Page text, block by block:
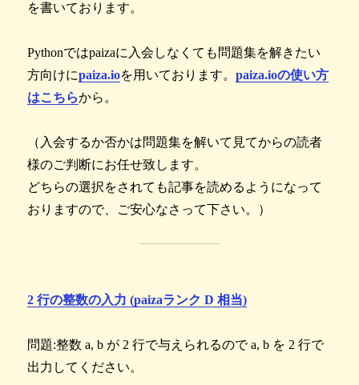
を書いております。
Pythonではpaizaに入会しなくても問題集を解きたい
方向けにpaiza.ioを用いております。paiza.ioの使い方
はこちらから。
（入会するか否かは問題集を解いて見てからの読者
様のご判断にお任せ致します。
どちらの選択をされても記事を読めるようになって
おりますので、ご安心なさって下さい。）
2 行の整数の入力 (paizaランク D 相当)
問題:整数 a, b が 2 行で与えられるので a, b を 2 行で
出力してください。